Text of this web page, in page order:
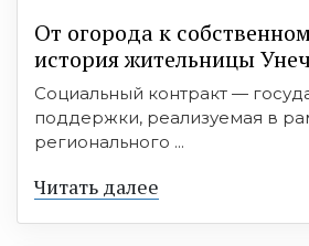
От огорода к
история жительницы
Социальный контракт —
поддержки, реализуемая в
регионального ...
Читать далее